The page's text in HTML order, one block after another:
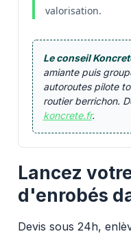
valorisation.
Le conseil
amiante puis
autoroutes pilote
routier berrichon.
koncrete.fr.
Lancez
d'enrobés
Devis sous 24h,